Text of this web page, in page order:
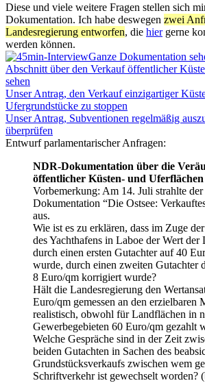
Diese und viele weitere Fragen stellen sich
Dokumentation. Ich habe deswegen zwei
Landesregierung entworfen, die hiergerne
werden können.
Ganze Dokumentation
Abschnitt über den Verkauf öffentlicher
sehen
Unser Antrag, den Verkauf einzigartiger
Ufergrundstücke zu stoppen
Unser Antrag, Subventionen regelmäßig
überprüfen
Entwurf parlamentarischer Anfragen:
NDR-Dokumentation über die
öffentlicher Küsten- und Uferflächen
Vorbemerkung: Am 14. Juli strahlte
Dokumentation “Die Ostsee:
aus.
Wie ist es zu erklären, dass im Zuge
des Yachthafens in Laboe der Wert der
durch einen ersten Gutachter auf 40
wurde, durch einen zweiten Gutachter
8 Euro/qm korrigiert wurde?
Hält die Landesregierung den
Euro/qm gemessen an den erzielbaren
realistisch, obwohl für Landflächen in
Gewerbegebieten 60 Euro/qm gezahlt
Welche Gespräche sind in der Zeit
beiden Gutachten in Sachen des
Grundstücksverkaufs zwischen wem
Schriftverkehr ist gewechselt worden?